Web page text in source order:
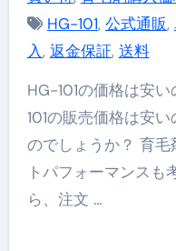
HG-101, 公式通販,
入, 返金保証, 送料
HG-101の価格は安いのか？高いのか？ まず、HG-
101の販売価格は安
のでしょうか？ 育
トパフォーマンスも
ら、注文 …